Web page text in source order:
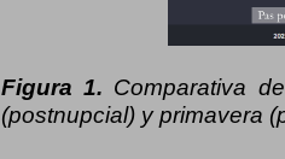
Figura 1. Comparativa
(postnupcial) y primavera